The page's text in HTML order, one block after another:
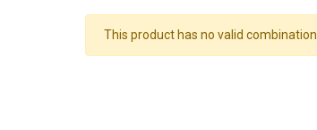
This product has no valid combination.